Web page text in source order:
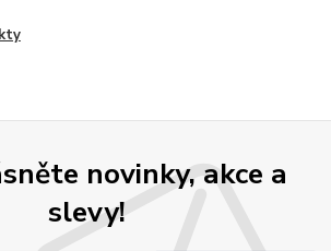
novinky, akce a
slevy!